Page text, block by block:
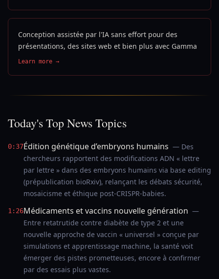
Conception assistée par l'IA sans effort pour des
présentations, des sites web et bien plus avec Gamma
Learn more →
Today's Top News Topics
0:37Édition génétique d’embryons humains — Des
chercheurs rapportent des modifications ADN « lettre
par lettre » dans des embryons humains via base editing
(prépublication bioRxiv), relançant les débats sécurité,
mosaïcisme et éthique post-CRISPR-babies.
1:26Médicaments et vaccins nouvelle génération —
Entre retatrutide contre diabète de type 2 et une
nouvelle approche de vaccin « universel » conçue par
simulations et apprentissage machine, la santé voit
émerger des pistes prometteuses, encore à confirmer
par des essais plus vastes.